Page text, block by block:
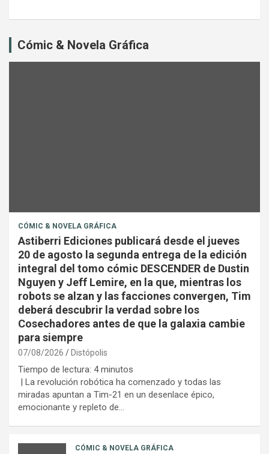
Cómic & Novela Gráfica
CÓMIC & NOVELA GRÁFICA
Astiberri Ediciones publicará desde el jueves
20 de agosto la segunda entrega de la edición
integral del tomo cómic DESCENDER de Dustin
Nguyen y Jeff Lemire, en la que, mientras los
robots se alzan y las facciones convergen, Tim
deberá descubrir la verdad sobre los
Cosechadores antes de que la galaxia cambie
para siempre
07/08/2026 Distópolis
Tiempo de lectura: 4 minutos
| La revolución robótica ha comenzado y todas las
miradas apuntan a Tim-21 en un desenlace épico,
emocionante y repleto de…
CÓMIC & NOVELA GRÁFICA